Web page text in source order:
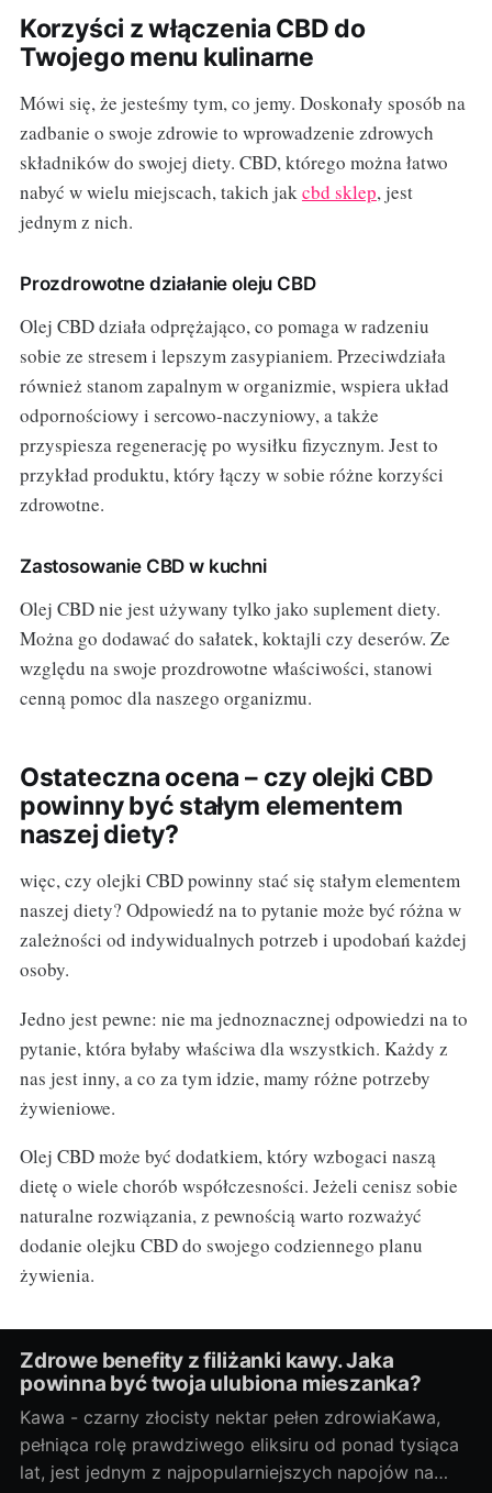
Korzyści z włączenia CBD do
Twojego menu kulinarne
Mówi się, że jesteśmy tym, co jemy. Doskonały sposób na
zadbanie o swoje zdrowie to wprowadzenie zdrowych
składników do swojej diety. CBD, którego można łatwo
nabyć w wielu miejscach, takich jakcbd sklep, jest
jednym z nich.
Prozdrowotne działanie oleju CBD
Olej CBD działa odprężająco, co pomaga w radzeniu
sobie ze stresem i lepszym zasypianiem. Przeciwdziała
również stanom zapalnym w organizmie, wspiera układ
odpornościowy i sercowo-naczyniowy, a także
przyspiesza regenerację po wysiłku fizycznym. Jest to
przykład produktu, który łączy w sobie różne korzyści
zdrowotne.
Zastosowanie CBD w kuchni
Olej CBD nie jest używany tylko jako suplement diety.
Można go dodawać do sałatek, koktajli czy deserów. Ze
względu na swoje prozdrowotne właściwości, stanowi
cenną pomoc dla naszego organizmu.
Ostateczna ocena – czy olejki CBD
powinny być stałym elementem
naszej diety?
więc, czy olejki CBD powinny stać się stałym elementem
naszej diety? Odpowiedź na to pytanie może być różna w
zależności od indywidualnych potrzeb i upodobań każdej
osoby.
Jedno jest pewne: nie ma jednoznacznej odpowiedzi na to
pytanie, która byłaby właściwa dla wszystkich. Każdy z
nas jest inny, a co za tym idzie, mamy różne potrzeby
żywieniowe.
Olej CBD może być dodatkiem, który wzbogaci naszą
dietę o wiele chorób współczesności. Jeżeli cenisz sobie
naturalne rozwiązania, z pewnością warto rozważyć
dodanie olejku CBD do swojego codziennego planu
żywienia.
Zdrowe benefity z filiżanki kawy. Jaka
powinna być twoja ulubiona mieszanka?
Kawa - czarny złocisty nektar pełen zdrowiaKawa,
pełniąca rolę prawdziwego eliksiru od ponad tysiąca
lat, jest jednym z najpopularniejszych napojów na